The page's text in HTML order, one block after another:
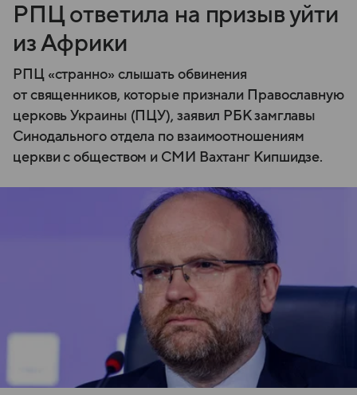
РПЦ ответила на призыв уйти
из Африки
РПЦ «странно» слышать обвинения
от священников, которые признали Православную
церковь Украины (ПЦУ), заявил РБК замглавы
Синодального отдела по взаимоотношениям
церкви с обществом и СМИ Вахтанг Кипшидзе.